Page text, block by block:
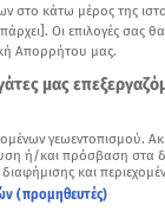
Add
στο κάτω μέρος της
Οι επιλογές σας
Απορρήτου μας.
μας
γεωεντοπισμού.
ή/και πρόσβαση στα
και
(προμηθευτές)